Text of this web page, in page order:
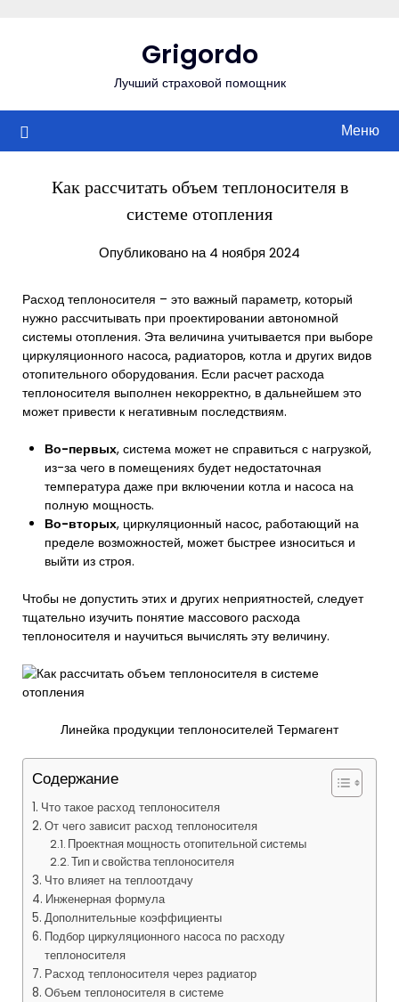
Grigordo
Лучший страховой помощник
Меню
Как рассчитать объем теплоносителя в
системе отопления
Опубликовано на 4 ноября 2024
Расход теплоносителя – это важный параметр, который
нужно рассчитывать при проектировании автономной
системы отопления. Эта величина учитывается при выборе
циркуляционного насоса, радиаторов, котла и других видов
отопительного оборудования. Если расчет расхода
теплоносителя выполнен некорректно, в дальнейшем это
может привести к негативным последствиям.
Во-первых, система может не справиться с нагрузкой,
из-за чего в помещениях будет недостаточная
температура даже при включении котла и насоса на
полную мощность.
Во-вторых, циркуляционный насос, работающий на
пределе возможностей, может быстрее износиться и
выйти из строя.
Чтобы не допустить этих и других неприятностей, следует
тщательно изучить понятие массового расхода
теплоносителя и научиться вычислять эту величину.
Линейка продукции теплоносителей Термагент
Содержание
Что такое расход теплоносителя
От чего зависит расход теплоносителя
Проектная мощность отопительной системы
Тип и свойства теплоносителя
Что влияет на теплоотдачу
Инженерная формула
Дополнительные коэффициенты
Подбор циркуляционного насоса по расходу
теплоносителя
Расход теплоносителя через радиатор
Объем теплоносителя в системе